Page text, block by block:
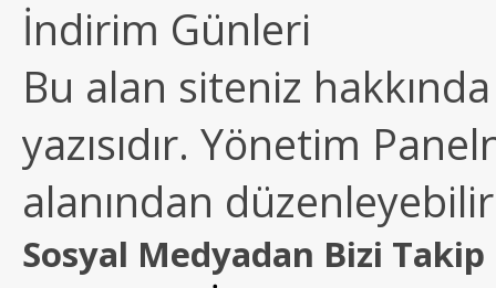
İndirim Günleri
Bu alan siteniz
yazısıdır. Yönetim
alanından
Sosyal Medyadan Bizi Takip